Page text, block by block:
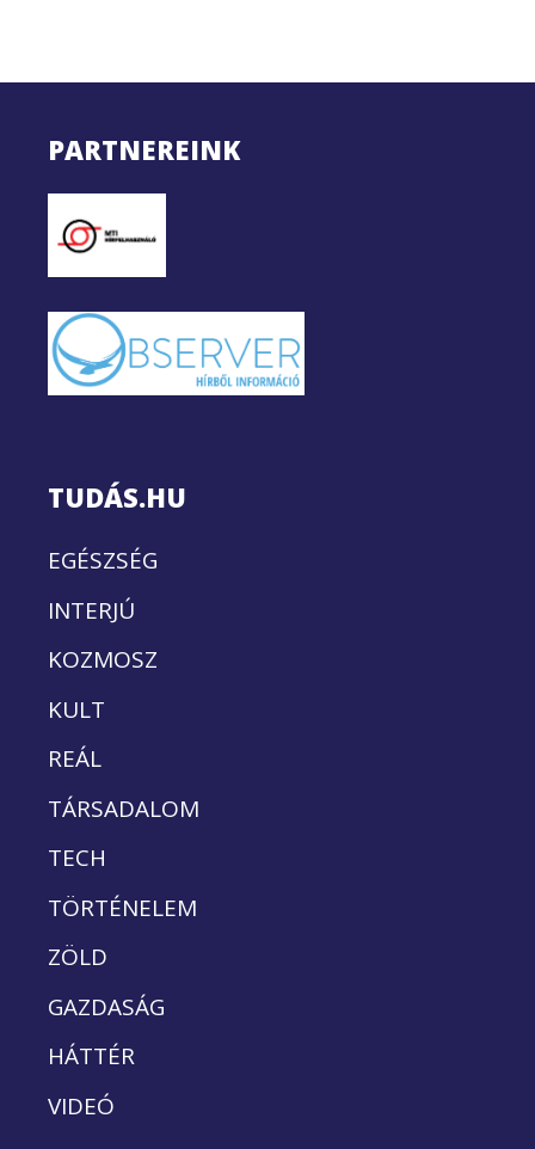
PARTNEREINK
TUDÁS.HU
EGÉSZSÉG
INTERJÚ
KOZMOSZ
KULT
REÁL
TÁRSADALOM
TECH
TÖRTÉNELEM
ZÖLD
GAZDASÁG
HÁTTÉR
VIDEÓ